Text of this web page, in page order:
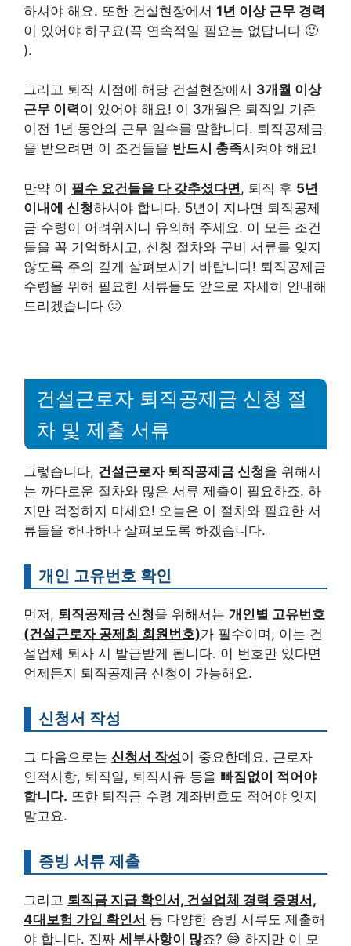
하셔야 해요. 또한 건설현장에서 1년 이상 근무 경력
이 있어야 하구요(꼭 연속적일 필요는 없답니다 🙂
).
그리고 퇴직 시점에 해당 건설현장에서 3개월 이상
근무 이력이 있어야 해요! 이 3개월은 퇴직일 기준
이전 1년 동안의 근무 일수를 말합니다. 퇴직공제금
을 받으려면 이 조건들을 반드시 충족시켜야 해요!
만약 이 필수 요건들을 다 갖추셨다면, 퇴직 후 5년
이내에 신청하셔야 합니다. 5년이 지나면 퇴직공제
금 수령이 어려워지니 유의해 주세요. 이 모든 조건
들을 꼭 기억하시고, 신청 절차와 구비 서류를 잊지
않도록 주의 깊게 살펴보시기 바랍니다! 퇴직공제금
수령을 위해 필요한 서류들도 앞으로 자세히 안내해
드리겠습니다 🙂
건설근로자 퇴직공제금 신청 절
차 및 제출 서류
그렇습니다, 건설근로자 퇴직공제금 신청을 위해서
는 까다로운 절차와 많은 서류 제출이 필요하죠. 하
지만 걱정하지 마세요! 오늘은 이 절차와 필요한 서
류들을 하나하나 살펴보도록 하겠습니다.
개인 고유번호 확인
먼저, 퇴직공제금 신청을 위해서는 개인별 고유번호
(건설근로자 공제회 회원번호)가 필수이며, 이는 건
설업체 퇴사 시 발급받게 됩니다. 이 번호만 있다면
언제든지 퇴직공제금 신청이 가능해요.
신청서 작성
그 다음으로는 신청서 작성이 중요한데요. 근로자
인적사항, 퇴직일, 퇴직사유 등을 빠짐없이 적어야
합니다. 또한 퇴직금 수령 계좌번호도 적어야 잊지
말고요.
증빙 서류 제출
그리고 퇴직금 지급 확인서, 건설업체 경력 증명서,
4대보험 가입 확인서 등 다양한 증빙 서류도 제출해
야 합니다. 진짜 세부사항이 많죠? 😅 하지만 이 모